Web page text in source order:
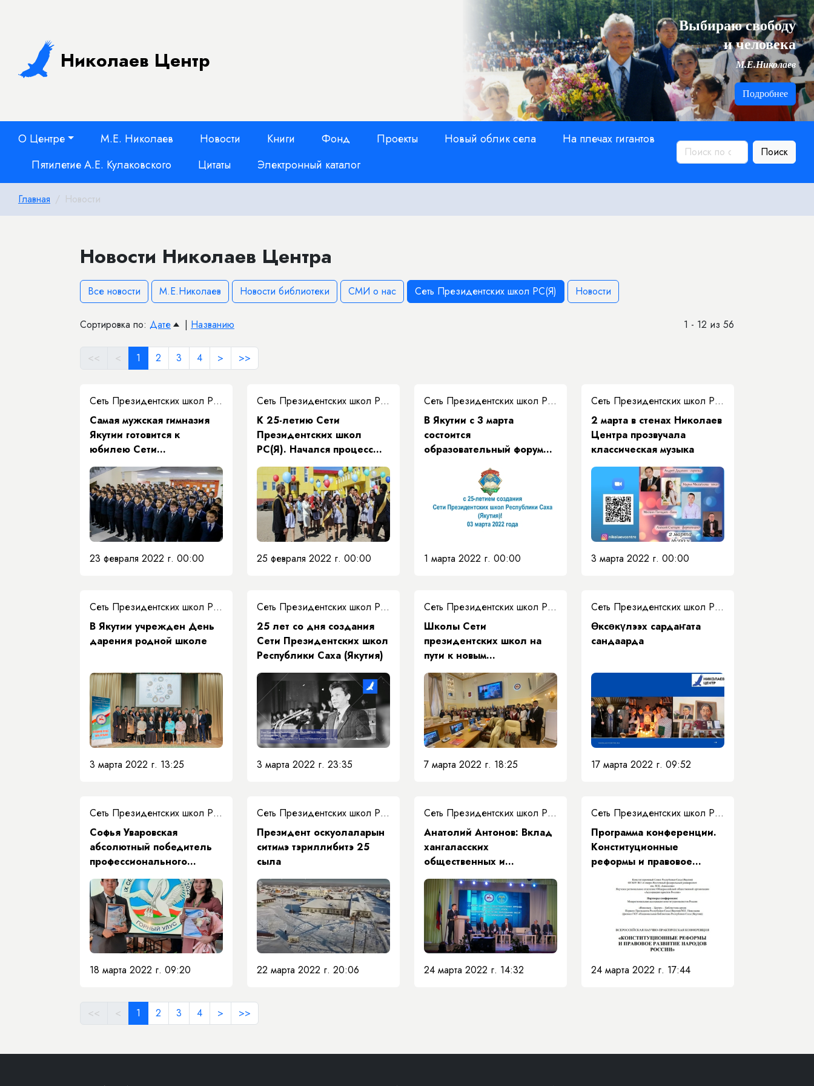
Николаев Центр
Выбираю свободу
и человека
М.Е.Николаев
Подробнее
О Центре М.Е. Николаев Новости Книги Фонд Проекты Новый облик села
На плечах гигантов
Пятилетие А.Е. Кулаковского
Цитаты Электронный каталог
Поиск
Главная Новости
Новости Николаев Центра
Все новости М.Е.Николаев Новости библиотеки СМИ о нас Сеть Президентских школ РС(Я) Новости
Сортировка по: Дате | Названию 1 - 12 из 56
<< < 1 2 3 4 > >>
Сеть Президентских школ РС(Я)
Самая мужская гимназия
Якутии готовится к
юбилею Сети
президентских школ
23 февраля 2022 г. 00:00
Сеть Президентских школ РС(Я)
К 25-летию Сети
Президентских школ
РС(Я). Начался процесс
трансформации
25 февраля 2022 г. 00:00
Сеть Президентских школ РС(Я)
В Якутии с 3 марта
состоится
образовательный форум
«Сеть Президентских
школ - время новых
инициатив»
1 марта 2022 г. 00:00
Сеть Президентских школ РС(Я)
2 марта в стенах Николаев
Центра прозвучала
классическая музыка
3 марта 2022 г. 00:00
Сеть Президентских школ РС(Я)
В Якутии учрежден День
дарения родной школе
3 марта 2022 г. 13:25
Сеть Президентских школ РС(Я)
25 лет со дня создания
Сети Президентских школ
Республики Саха (Якутия)
3 марта 2022 г. 23:35
Сеть Президентских школ РС(Я)
Школы Сети
президентских школ на
пути к новым
трансформациям
7 марта 2022 г. 18:25
Сеть Президентских школ РС(Я)
Өксөкүлээх cардаҥата
сандаарда
17 марта 2022 г. 09:52
Сеть Президентских школ РС(Я)
Софья Уваровская
абсолютный победитель
профессионального
конкурса "Серебряный
пеликан"
18 марта 2022 г. 09:20
Сеть Президентских школ РС(Я)
Президент оскуолаларын
ситимэ тэриллибитэ 25
сыла
22 марта 2022 г. 20:06
Сеть Президентских школ РС(Я)
Анатолий Антонов: Вклад
хангаласских
общественных и
политических деятелей в
становление
государственности
республики и местного
самоуправления весьма
велик
24 марта 2022 г. 14:32
Сеть Президентских школ РС(Я)
Программа конференции.
Конституционные
реформы и правовое
развитие народов России
24 марта 2022 г. 17:44
<< < 1 2 3 4 > >>